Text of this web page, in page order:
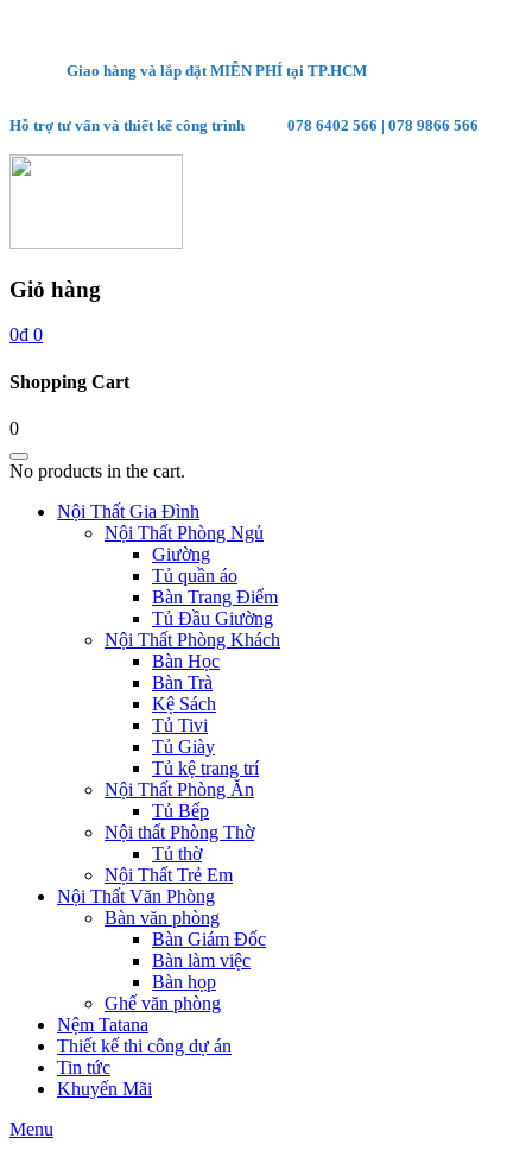
Giao hàng và lắp đặt MIỄN PHÍ tại TP.HCM
Hỗ trợ tư vấn và thiết kế công trình 078 6402 566 |078 9866 566
Giỏ hàng
0₫ 0
Shopping Cart
0
No products in the cart.
Nội Thất Gia Đình
Nội Thất Phòng Ngủ
Giường
Tủ quần áo
Bàn Trang Điểm
Tủ Đầu Giường
Nội Thất Phòng Khách
Bàn Học
Bàn Trà
Kệ Sách
Tủ Tivi
Tủ Giày
Tủ kệ trang trí
Nội Thất Phòng Ăn
Tủ Bếp
Nội thất Phòng Thờ
Tủ thờ
Nội Thất Trẻ Em
Nội Thất Văn Phòng
Bàn văn phòng
Bàn Giám Đốc
Bàn làm việc
Bàn họp
Ghế văn phòng
Nệm Tatana
Thiết kế thi công dự án
Tin tức
Khuyến Mãi
Menu